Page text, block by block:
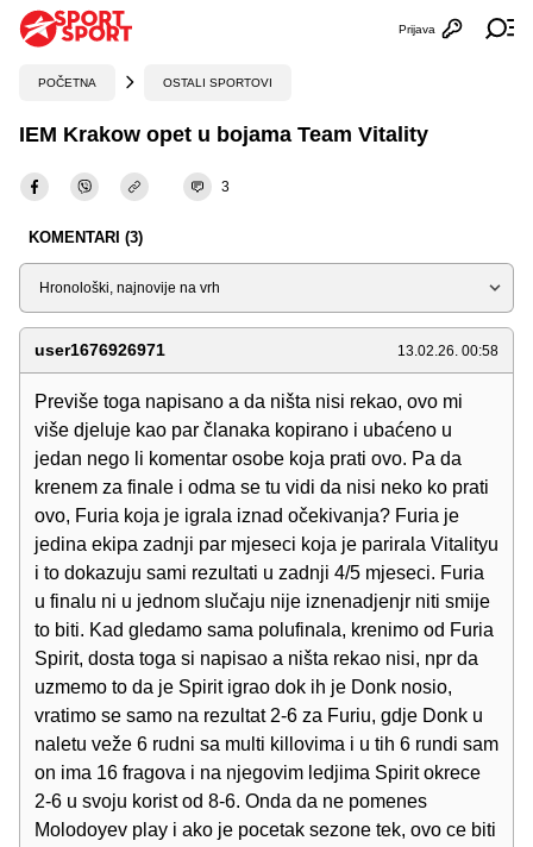
Otvori
Prijava
POČETNA OSTALI SPORTOVI
IEM Krakow opet u bojama Team Vitality
3
KOMENTARI (3)
Sortiraj
user1676926971 13.02.26. 00:58
Previše toga napisano a da ništa nisi rekao, ovo mi
više djeluje kao par članaka kopirano i ubaćeno u
jedan nego li komentar osobe koja prati ovo. Pa da
krenem za finale i odma se tu vidi da nisi neko ko prati
ovo, Furia koja je igrala iznad očekivanja? Furia je
jedina ekipa zadnji par mjeseci koja je parirala Vitalityu
i to dokazuju sami rezultati u zadnji 4/5 mjeseci. Furia
u finalu ni u jednom slučaju nije iznenadjenjr niti smije
to biti. Kad gledamo sama polufinala, krenimo od Furia
Spirit, dosta toga si napisao a ništa rekao nisi, npr da
uzmemo to da je Spirit igrao dok ih je Donk nosio,
vratimo se samo na rezultat 2-6 za Furiu, gdje Donk u
naletu veže 6 rudni sa multi killovima i u tih 6 rundi sam
on ima 16 fragova i na njegovim ledjima Spirit okrece
2-6 u svoju korist od 8-6. Onda da ne pomenes
Molodoyev play i ako je pocetak sezone tek, ovo ce biti